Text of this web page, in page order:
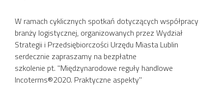
W ramach cyklicznych spotkań dotyczących współpracy
branży logistycznej, organizowanych przez Wydział
Strategii i Przedsiębiorczości Urzędu Miasta Lublin
serdecznie zapraszamy na bezpłatne
szkolenie pt. "Międzynarodowe reguły handlowe
Incoterms®2020. Praktyczne aspekty"